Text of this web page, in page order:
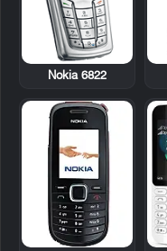
Nokia 6822